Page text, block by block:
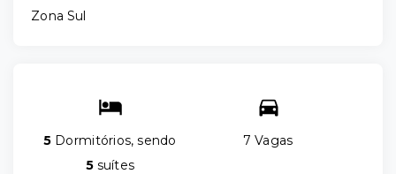
Zona Sul
5 Dormitórios, sendo
5suítes
7 Vagas